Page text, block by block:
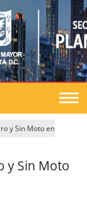
y Sin Moto en
y Sin Moto